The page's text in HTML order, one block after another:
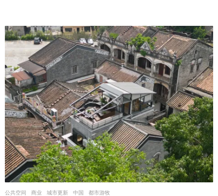
公共空间 ,商业 ,城市更新 中国 都市游牧